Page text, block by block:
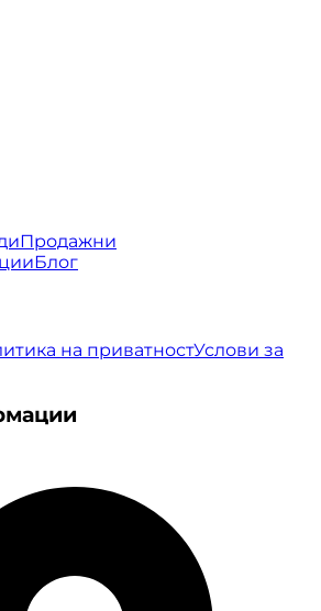
Продажни
Блог
на приватностУслови за